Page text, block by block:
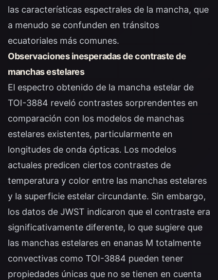
las características espectrales de la mancha, que
a menudo se confunden en tránsitos
ecuatoriales más comunes.
Observaciones inesperadas de contraste de
manchas estelares
El espectro obtenido de la mancha estelar de
TOI-3884 reveló contrastes sorprendentes en
comparación con los modelos de manchas
estelares existentes, particularmente en
longitudes de onda ópticas. Los modelos
actuales predicen ciertos contrastes de
temperatura y color entre las manchas estelares
y la superficie estelar circundante. Sin embargo,
los datos de JWST indicaron que el contraste era
significativamente diferente, lo que sugiere que
las manchas estelares en enanas M totalmente
convectivas como TOI-3884 pueden tener
propiedades únicas que no se tienen en cuenta